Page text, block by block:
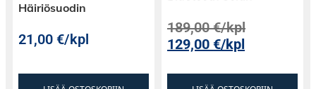
Häiriösuodin
21,00€/kpl
189,00€/kpl
129,00€/kpl